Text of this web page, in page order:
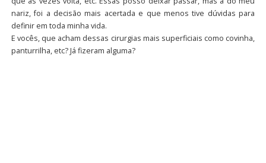
nariz, foi a decisão mais acertada e que menos tive dúvidas para
definir em toda minha vida.
E vocês, que acham dessas cirurgias mais superficiais como covinha,
panturrilha, etc? Já fizeram alguma?